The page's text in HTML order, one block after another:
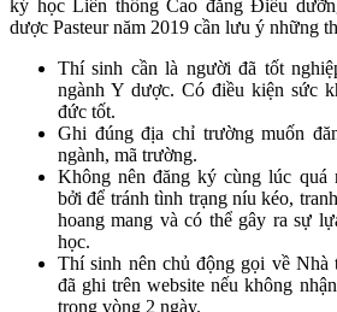
ký học Liên thông Cao đẳng Điều
dược Pasteur năm 2019 cần lưu ý những
Thí sinh cần là người đã tốt
ngành Y dược. Có điều kiện sức
đức tốt.
Ghi đúng địa chỉ trường muốn
ngành, mã trường.
Không nên đăng ký cùng lúc quá
bởi để tránh tình trạng níu kéo,
hoang mang và có thể gây ra sự
học.
Thí sinh nên chủ động gọi về Nhà
đã ghi trên website nếu không
trong vòng 2 ngày.